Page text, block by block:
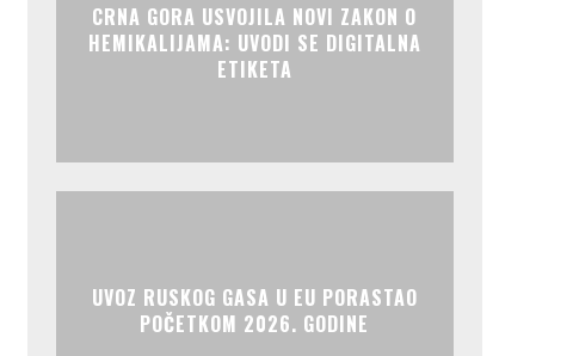
CRNA GORA USVOJILA NOVI ZAKON O
HEMIKALIJAMA: UVODI SE DIGITALNA
ETIKETA
UVOZ RUSKOG GASA U EU PORASTAO
POČETKOM 2026. GODINE